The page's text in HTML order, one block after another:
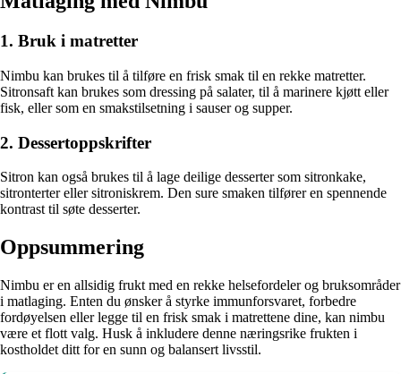
1. Bruk i matretter
Nimbu kan brukes til å tilføre en frisk smak til en rekke matretter.
Sitronsaft kan brukes som dressing på salater, til å marinere kjøtt eller
fisk, eller som en smakstilsetning i sauser og supper.
2. Dessertoppskrifter
Sitron kan også brukes til å lage deilige desserter som sitronkake,
sitronterter eller sitroniskrem. Den sure smaken tilfører en spennende
kontrast til søte desserter.
Oppsummering
Nimbu er en allsidig frukt med en rekke helsefordeler og bruksområder
i matlaging. Enten du ønsker å styrke immunforsvaret, forbedre
fordøyelsen eller legge til en frisk smak i matrettene dine, kan nimbu
være et flott valg. Husk å inkludere denne næringsrike frukten i
kostholdet ditt for en sunn og balansert livsstil.